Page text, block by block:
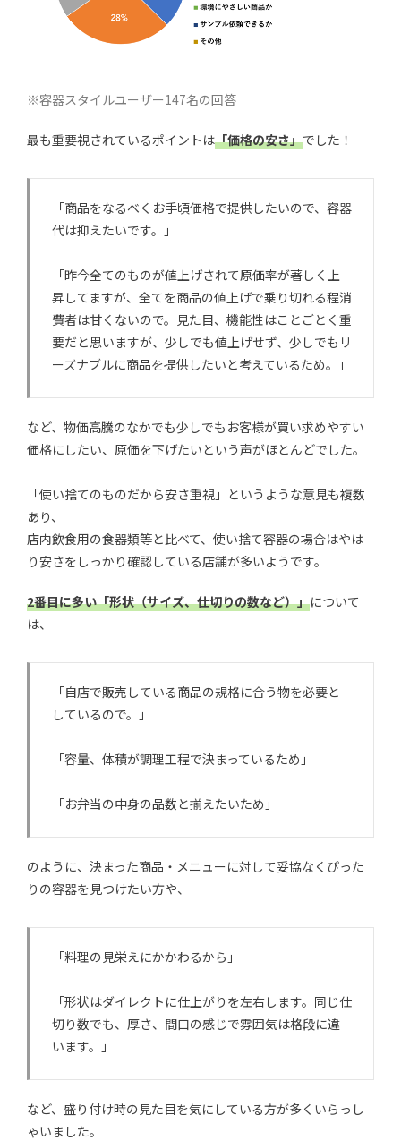
※容器スタイルユーザー147名の回答
最も重要視されているポイントは「価格の安さ」でした！
「商品をなるべくお手頃価格で提供したいので、容器
代は抑えたいです。」
「昨今全てのものが値上げされて原価率が著しく上
昇してますが、全てを商品の値上げで乗り切れる程消
費者は甘くないので。見た目、機能性はことごとく重
要だと思いますが、少しでも値上げせず、少しでもリ
ーズナブルに商品を提供したいと考えているため。」
など、物価高騰のなかでも少しでもお客様が買い求めやすい
価格にしたい、原価を下げたいという声がほとんどでした。
「使い捨てのものだから安さ重視」というような意見も複数
あり、
店内飲食用の食器類等と比べて、使い捨て容器の場合はやは
り安さをしっかり確認している店舗が多いようです。
2番目に多い「形状（サイズ、仕切りの数など）」について
は、
「自店で販売している商品の規格に合う物を必要と
しているので。」
「容量、体積が調理工程で決まっているため」
「お弁当の中身の品数と揃えたいため」
のように、決まった商品・メニューに対して妥協なくぴった
りの容器を見つけたい方や、
「料理の見栄えにかかわるから」
「形状はダイレクトに仕上がりを左右します。同じ仕
切り数でも、厚さ、間口の感じで雰囲気は格段に違
います。」
など、盛り付け時の見た目を気にしている方が多くいらっし
ゃいました。